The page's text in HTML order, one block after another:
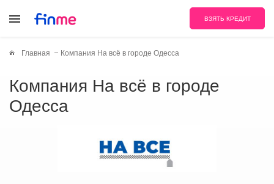
ВЗЯТЬ КРЕДИТ
Главная Компания На всё в городе Одесса
Компания На всё в городе
Одесса